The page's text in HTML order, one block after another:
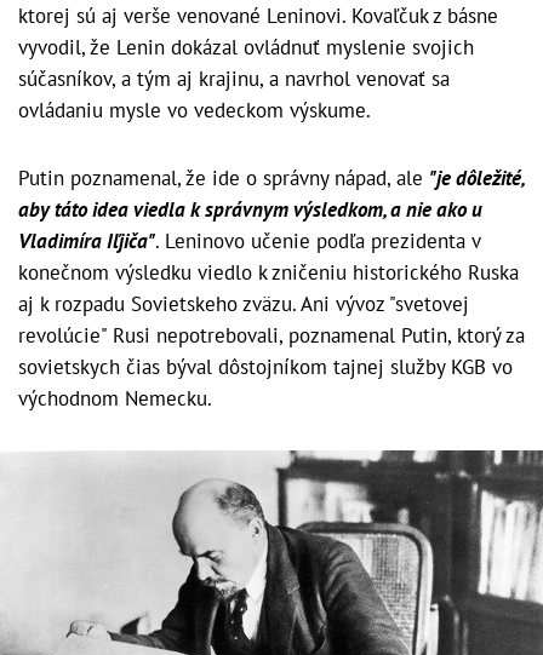
ktorej sú aj verše venované Leninovi. Kovaľčuk z básne
vyvodil, že Lenin dokázal ovládnuť myslenie svojich
súčasníkov, a tým aj krajinu, a navrhol venovať sa
ovládaniu mysle vo vedeckom výskume.
Putin poznamenal, že ide o správny nápad, ale "je dôležité,
aby táto idea viedla k správnym výsledkom, a nie ako u
Vladimíra Iľjiča". Leninovo učenie podľa prezidenta v
konečnom výsledku viedlo k zničeniu historického Ruska
aj k rozpadu Sovietskeho zväzu. Ani vývoz "svetovej
revolúcie" Rusi nepotrebovali, poznamenal Putin, ktorý za
sovietskych čias býval dôstojníkom tajnej služby KGB vo
východnom Nemecku.